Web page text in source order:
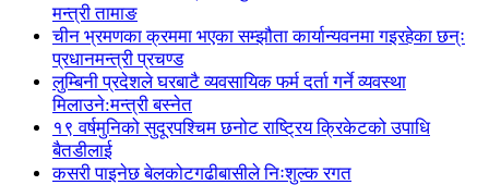
मन्त्री तामाङ
चीन भ्रमणका क्रममा भएका सम्झौता कार्यान्यवनमा गइरहेका छन्ः
प्रधानमन्त्री प्रचण्ड
लुम्बिनी प्रदेशले घरबाटै व्यवसायिक फर्म दर्ता गर्ने व्यवस्था
मिलाउने:मन्त्री बस्नेत
१९ वर्षमुनिको सुदूरपश्चिम छनोट राष्ट्रिय क्रिकेटको उपाधि
बैतडीलाई
कसरी पाइनेछ बेलकोटगढीबासीले निःशुल्क रगत